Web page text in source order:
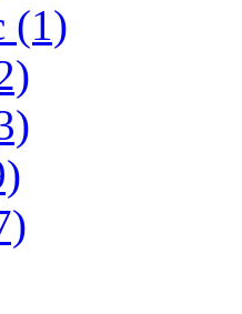
(1)